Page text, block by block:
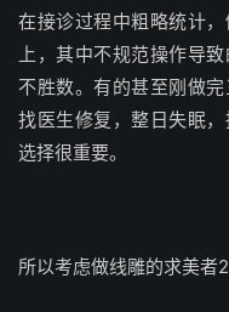
在接诊过程中粗略统计
上，其中不规范操作导
不胜数。有的甚至刚做
找医生修复，整日失眠
选择很重要。
所以考虑做线雕的求美者2